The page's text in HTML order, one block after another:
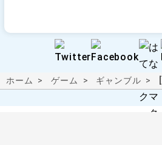
ホーム ゲーム ギャンブル